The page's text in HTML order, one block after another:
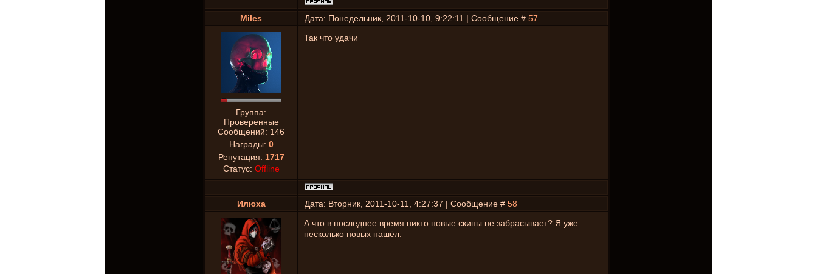
Miles Дата: Понедельник, 2011-10-10, 9:22:11 | Сообщение # 57
Группа:
Проверенные
Сообщений: 146
Награды: 0
Репутация: 1717
Статус: Offline
Так что удачи
Илюха Дата: Вторник, 2011-10-11, 4:27:37 | Сообщение # 58
А что в последнее время никто новые скины не забрасывает? Я уже
несколько новых нашёл.